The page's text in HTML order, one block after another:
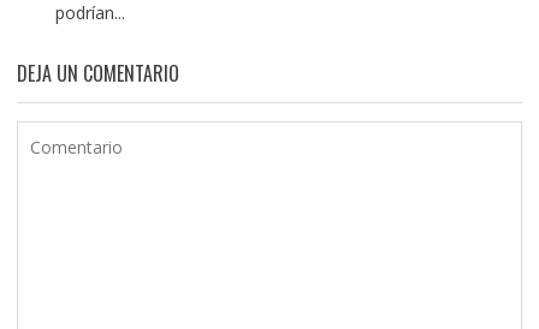
podrían...
DEJA UN COMENTARIO